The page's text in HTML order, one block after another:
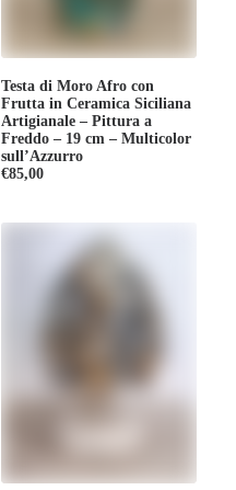
Testa di Moro Afro con
Frutta in Ceramica Siciliana
Artigianale – Pittura a
Freddo – 19 cm – Multicolor
sull’Azzurro
€85,00